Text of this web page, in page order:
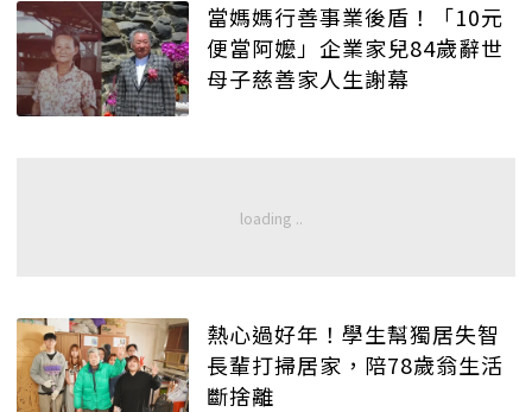
當媽媽行善事業後盾！「10元
便當阿嬤」企業家兒84歲辭世
母子慈善家人生謝幕
熱心過好年！學生幫獨居失智
長輩打掃居家，陪78歲翁生活
斷捨離